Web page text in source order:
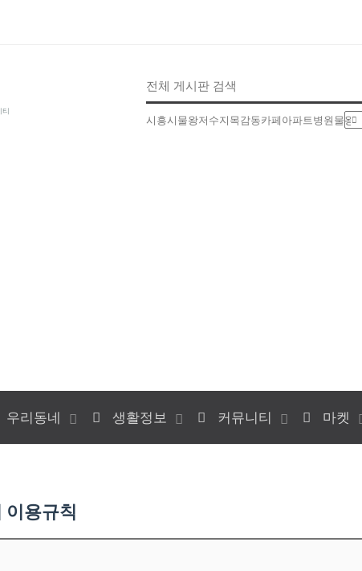
인기검색어
시흥시물왕저수지목감동카페아파트병원물왕동
우리동네 생활정보 커뮤니티 마켓
이용규칙